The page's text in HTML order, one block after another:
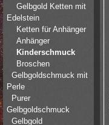
Gelbgold Ketten mit
Edelstein
Ketten für Anhänger
Anhänger
Kinderschmuck
Broschen
Gelbgoldschmuck mit
Perle
Purer
Gelbgoldschmuck
Gelbgold